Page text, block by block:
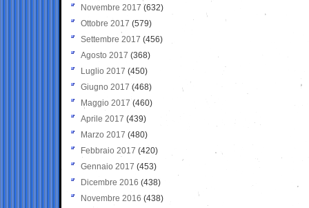
Novembre 2017 (632)
Ottobre 2017 (579)
Settembre 2017 (456)
Agosto 2017 (368)
Luglio 2017 (450)
Giugno 2017 (468)
Maggio 2017 (460)
Aprile 2017 (439)
Marzo 2017 (480)
Febbraio 2017 (420)
Gennaio 2017 (453)
Dicembre 2016 (438)
Novembre 2016 (438)